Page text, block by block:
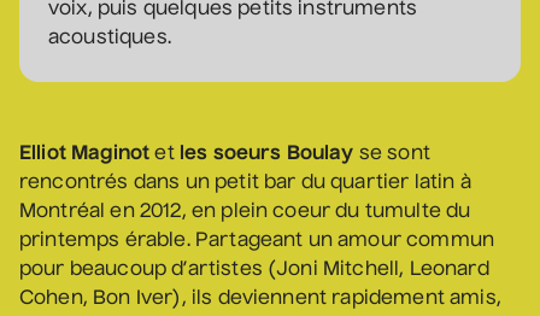
Nathalie Lord
6 septembre 2026
Josiane Aubuchon
• En promenade
9 septembre 2026• 19 h 30
Annexe3
Rodage
voix, puis quelques petits instruments
acoustiques.
Elliot Maginotet les soeurs Boulay se sont
rencontrés dans un petit bar du quartier latin à
Montréal en 2012, en plein coeur du tumulte du
printemps érable. Partageant un amour commun
pour beaucoup d’artistes (Joni Mitchell, Leonard
Cohen, Bon Iver), ils deviennent rapidement amis,